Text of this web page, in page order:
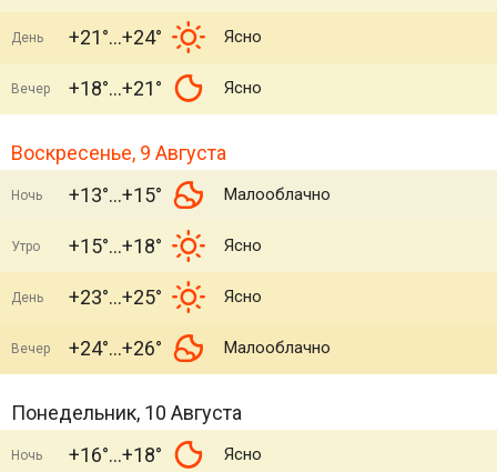
День +21° +24° Ясно
Вечер +18° +21° Ясно
Воскресенье, 9 Августа
Ночь +13° +15° Малооблачно
Утро +15° +18° Ясно
День +23° +25° Ясно
Вечер +24° +26° Малооблачно
Понедельник, 10 Августа
Ночь +16° +18° Ясно